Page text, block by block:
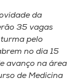
da
35 vagas
pelo
no dia 15
avanço na área
de Medicina